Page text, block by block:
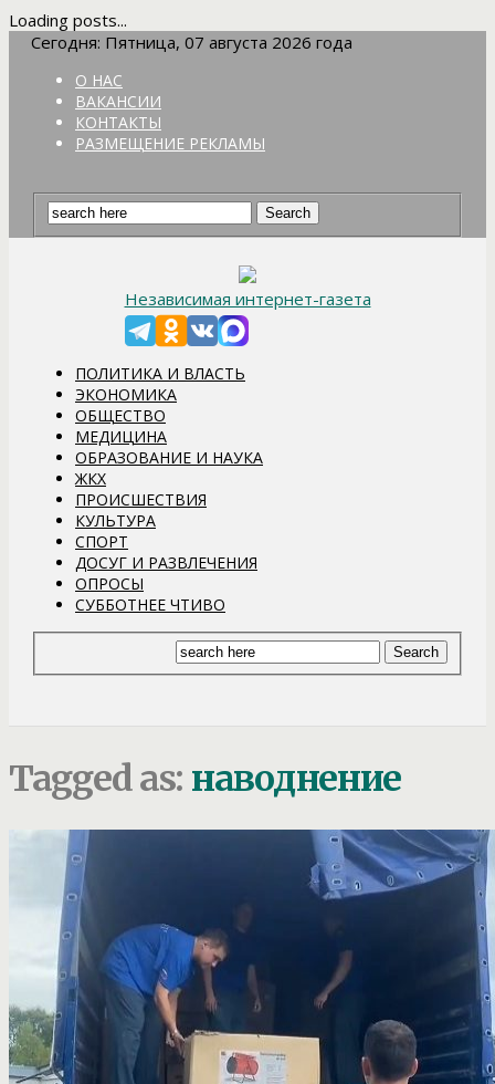
Loading posts...
Сегодня: Пятница, 07 августа 2026 года
О НАС
ВАКАНСИИ
КОНТАКТЫ
РАЗМЕЩЕНИЕ РЕКЛАМЫ
Независимая интернет-газета
ПОЛИТИКА И ВЛАСТЬ
ЭКОНОМИКА
ОБЩЕСТВО
МЕДИЦИНА
ОБРАЗОВАНИЕ И НАУКА
ЖКХ
ПРОИСШЕСТВИЯ
КУЛЬТУРА
СПОРТ
ДОСУГ И РАЗВЛЕЧЕНИЯ
ОПРОСЫ
СУББОТНЕЕ ЧТИВО
Tagged as: наводнение